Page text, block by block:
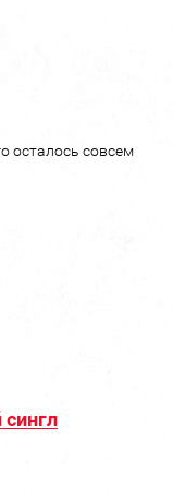
осталось совсем